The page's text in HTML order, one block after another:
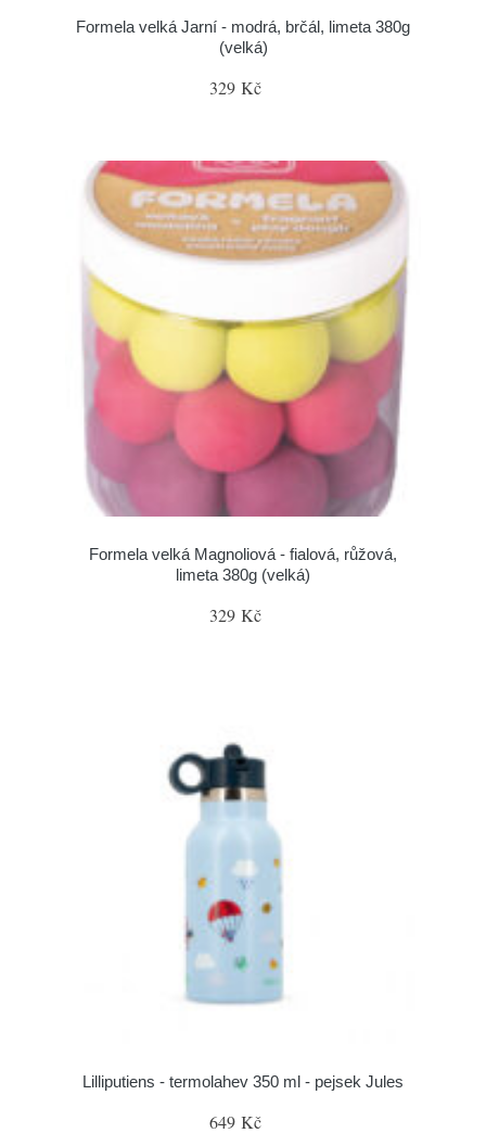
Formela velká Jarní - modrá, brčál, limeta 380g
(velká)
329 Kč
Formela velká Magnoliová - fialová, růžová,
limeta 380g (velká)
329 Kč
Lilliputiens - termolahev 350 ml - pejsek Jules
649 Kč